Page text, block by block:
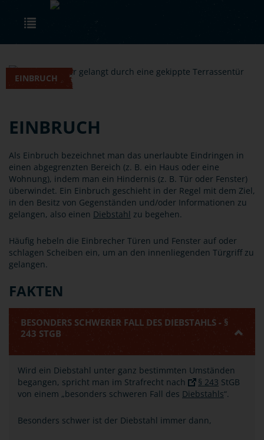
Skip to main content
EINBRUCH
EINBRUCH
Als Einbruch bezeichnet man das unerlaubte Eindringen in
einen abgegrenzten Bereich (z. B. ein Haus oder eine
Wohnung), indem man ein Hindernis (z. B. Tür oder Fenster)
überwindet. Ein Einbruch geschieht in der Regel mit dem Ziel,
in den Besitz von Gegenständen und/oder Informationen zu
gelangen, also einen Diebstahl zu begehen.
Häufig hebeln die Einbrecher Türen und Fenster auf oder
schlagen Scheiben ein, um an den innenliegenden Türgriff zu
gelangen.
FAKTEN
BESONDERS SCHWERER FALL DES DIEBSTAHLS - §
243 STGB
Wird ein Diebstahl unter ganz bestimmten Umständen
begangen, spricht man im Strafrecht nach
§ 243 StGB
von einem „besonders schweren Fall des Diebstahls“.
Besonders schwer ist der Diebstahl immer dann,